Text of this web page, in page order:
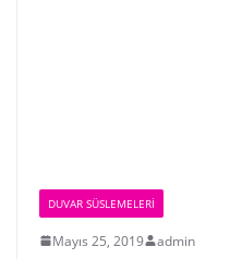
DUVAR SÜSLEMELERI
Mayıs 25, 2019 admin